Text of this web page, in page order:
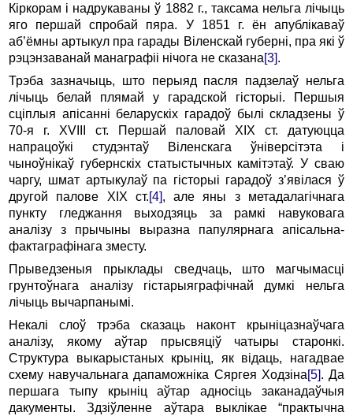
Кіркорам і надрукаваны ў 1882 г., таксама нельга лічыць
яго першай спробай пяра. У 1851 г. ён апублікаваў
аб’ёмны артыкул пра гарады Віленскай губерні, пра які ў
рэцэнзаванай манаграфіі нічога не сказана[3].
Трэба зазначыць, што перыяд пасля падзелаў нельга
лічыць белай плямай у гарадской гісторыі. Першыя
сціплыя апісанні беларускіх гарадоў былі складзены ў
70-я г. XVIII ст. Першай паловай XIX ст. датуюцца
напрацоўкі студэнтаў Віленскага ўніверсітэта і
чыноўнікаў губернскіх статыстычных камітэтаў. У сваю
чаргу, шмат артыкулаў па гісторыі гарадоў з’явілася ў
другой палове XIX ст.[4], але яны з метадалагічнага
пункту гледжання выходзяць за рамкі навуковага
аналізу з прычыны выразна папулярнага апісальна-
фактаграфінага зместу.
Прыведзеныя прыклады сведчаць, што магчымасці
грунтоўнага аналізу гістарыяграфічнай думкі нельга
лічыць вычарпанымі.
Некалі слоў трэба сказаць наконт крыніцазнаўчага
аналізу, якому аўтар прысвяціў чатыры старонкі.
Структура выкарыстаных крыніц, як відаць, нагадвае
схему навучальнага дапаможніка Сяргея Ходзіна[5]. Да
першага тыпу крыніц аўтар адносіць заканадаўчыя
дакументы. Здзіўленне аўтара выклікае “практычна